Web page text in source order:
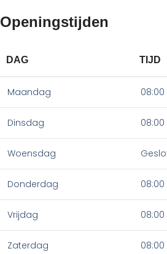
Openingstijden
DAG TIJD
Maandag 08:00
Dinsdag 08:00
Woensdag
Donderdag 08:00
Vrijdag 08:00
Zaterdag 08:00